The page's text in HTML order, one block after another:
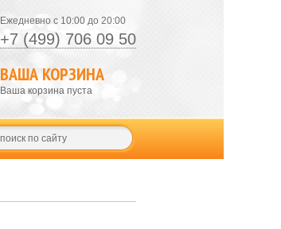
Ежедневно с 10:00 до 20:00
+7 (499) 706 09 50
ВАША КОРЗИНА
Ваша корзина пуста